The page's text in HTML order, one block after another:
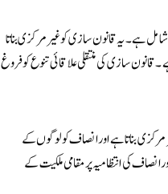
شامل ہے۔ یہ قانون سازی کو غیر مرکزی بناتا
سازی کی منتقلی علاقائی تنوع کو فروغ
مرکزی بناتا ہے اور انصاف کو لوگوں کے
انصاف کی انتظامیہ پر مقامی ملکیت کے